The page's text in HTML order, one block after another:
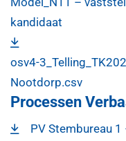
kandidaat
osv4-
Nootdorp.csv
Processen
PV Stembureau